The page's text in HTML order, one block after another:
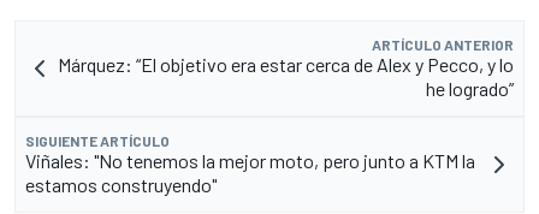
ARTÍCULO ANTERIOR
Márquez: “El objetivo era estar cerca de Alex y Pecco, y lo
he logrado”
SIGUIENTE ARTÍCULO
Viñales: "No tenemos la mejor moto, pero junto a KTM la
estamos construyendo"